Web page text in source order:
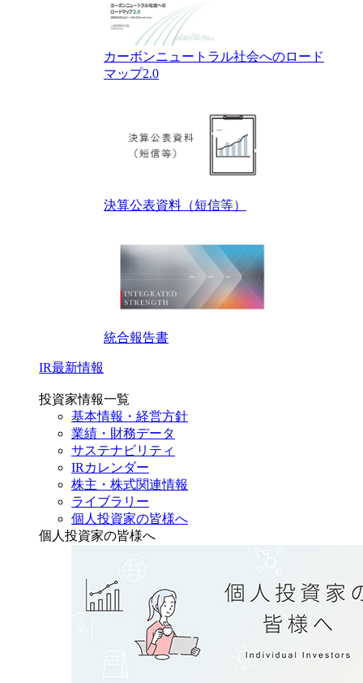
カーボンニュートラル社会へのロード
マップ2.0
決算公表資料（短信等）
統合報告書
IR最新情報
投資家情報一覧
基本情報・経営方針
業績・財務データ
サステナビリティ
IRカレンダー
株主・株式関連情報
ライブラリー
個人投資家の皆様へ
個人投資家の皆様へ